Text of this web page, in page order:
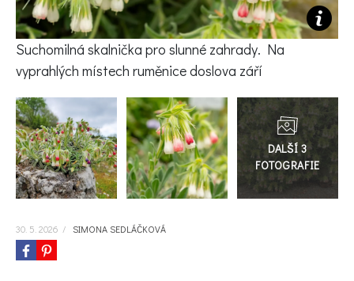
Suchomilná skalnička pro slunné zahrady. Na
vyprahlých místech ruměnice doslova září
Přejít
do
galerie
30. 5. 2026 / SIMONA SEDLÁČKOVÁ